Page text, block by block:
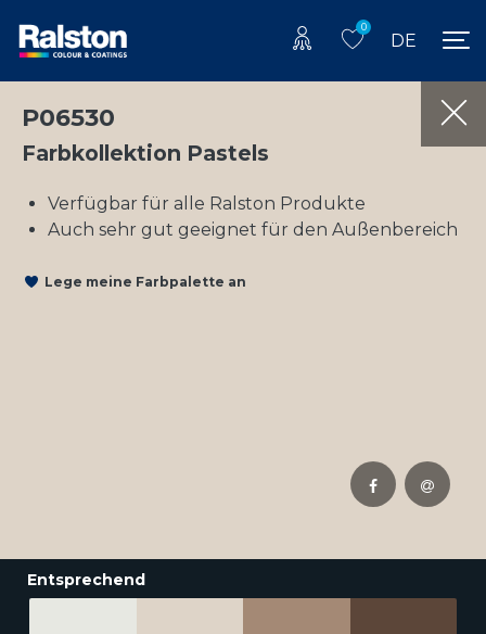
0
DE
P06530
Farbkollektion Pastels
Verfügbar für alle Ralston Produkte
Auch sehr gut geeignet für den Außenbereich
Lege meine Farbpalette an
Entsprechend